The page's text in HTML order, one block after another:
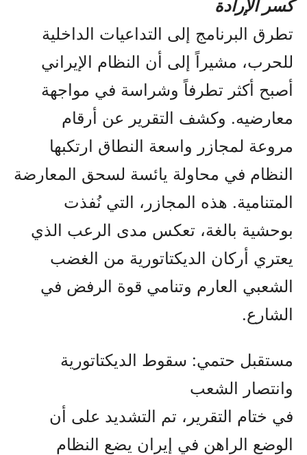
كسر الإرادة
تطرق البرنامج إلى التداعيات الداخلية
للحرب، مشيراً إلى أن النظام الإيراني
أصبح أكثر تطرفاً وشراسة في مواجهة
معارضيه. وكشف التقرير عن أرقام
مروعة لمجازر واسعة النطاق ارتكبها
النظام في محاولة يائسة لسحق المعارضة
المتنامية. هذه المجازر، التي نُفذت
بوحشية بالغة، تعكس مدى الرعب الذي
يعتري أركان الديكتاتورية من الغضب
الشعبي العارم وتنامي قوة الرفض في
الشارع.
مستقبل حتمي: سقوط الديكتاتورية
وانتصار الشعب
في ختام التقرير، تم التشديد على أن
الوضع الراهن في إيران يضع النظام